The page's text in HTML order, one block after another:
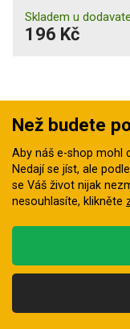
Skladem u
196 Kč
Odběr novinek
Souhlasím se
Chráněno
Přihlašte se pro
a naše nejlepší slevy
Než budete
Aby náš e-shop mohl
Nedají se jíst, ale
se Váš život nijak
nesouhlasíte, klikněte